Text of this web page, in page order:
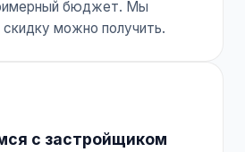
бюджет. Мы
можно получить.
с застройщиком